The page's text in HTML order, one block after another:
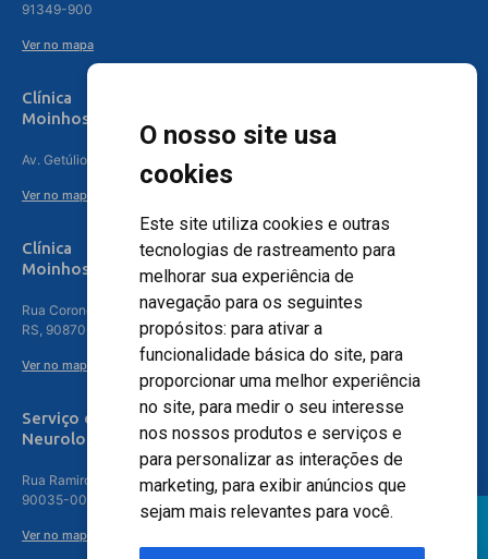
O nosso site usa
cookies
Este site utiliza cookies e outras
tecnologias de rastreamento para
melhorar sua experiência de
navegação para os seguintes
propósitos: para ativar a
funcionalidade básica do site, para
proporcionar uma melhor experiência
no site, para medir o seu interesse
nos nossos produtos e serviços e
para personalizar as interações de
marketing, para exibir anúncios que
sejam mais relevantes para você.
91349-900
Ver no mapa
Clínica
Moinhos de Vento Canoas
Av. Getúlio Vargas, 4841 – Centro, Canoas – RS, 92010-010
Ver no mapa
Clínica
Moinhos de Vento - Teresópolis
Rua Coronel Aparício Borges, 250 - 3º andar - Teresópolis, Porto Alegre -
RS, 90870-016
Ver no mapa
Serviço de
Neurologia
Rua Ramiro Barcelos, 630 – 5º andar – Floresta, Porto Alegre – RS,
90035-001
Ver no mapa